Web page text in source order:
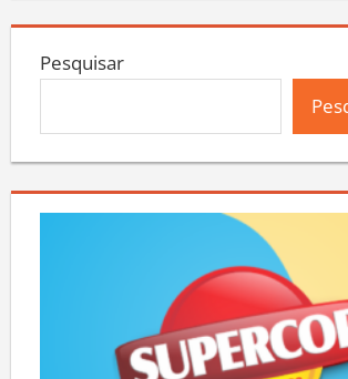
Pesquisar